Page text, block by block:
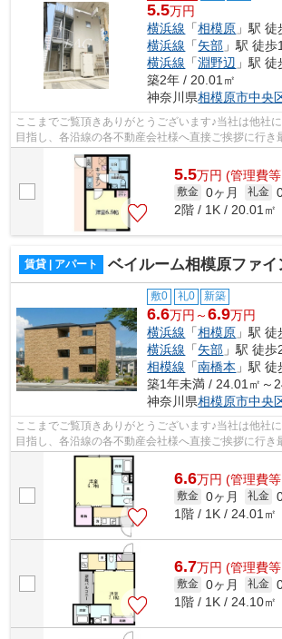
5.5万円
横浜線 「相模原 」駅
横浜線 「矢部 」駅 徒歩
横浜線 「淵野辺 」駅
築2年 / 20.01㎡
神奈川県相模原市中央
ここまでご覧頂きありがとうございます♪当社は他社
目指し、各沿線の各不動産会社様へ直接ご挨拶に行き
様へ提供しております！最新の情報は...
5.5万円 (管理費
敷金 0ヶ月 礼金
2階 / 1K / 20.01㎡
賃貸 | アパート ベイルーム相模原ファイ
敷0 礼0 新築
6.6万円～6.9万円
横浜線 「相模原 」駅
横浜線 「矢部 」駅 徒歩
相模線 「南橋本 」駅
築1年未満 / 24.01㎡～
神奈川県相模原市中央
ここまでご覧頂きありがとうございます♪当社は他社
目指し、各沿線の各不動産会社様へ直接ご挨拶に行き
様へ提供しております！最新の情報は...
6.6万円 (管理費
敷金 0ヶ月 礼金
1階 / 1K / 24.01㎡
6.7万円 (管理費
敷金 0ヶ月 礼金
1階 / 1K / 24.10㎡